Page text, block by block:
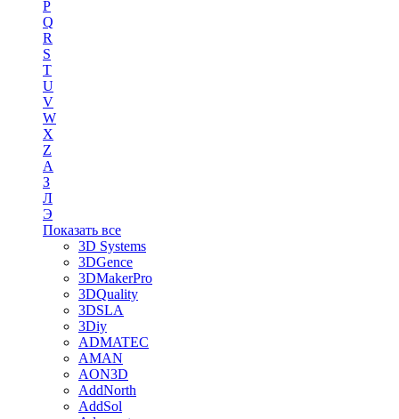
P
Q
R
S
T
U
V
W
X
Z
А
З
Л
Э
Показать все
3D Systems
3DGence
3DMakerPro
3DQuality
3DSLA
3Diy
ADMATEC
AMAN
AON3D
AddNorth
AddSol